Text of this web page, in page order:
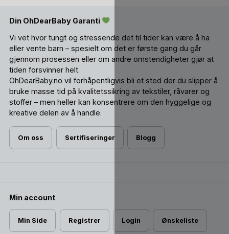
En liten bok følger med i settet.
Kindsgut er et familiedrevet selskap fra Berlin
med et
tydelig mål – å gjøre familier glade. Dette gjør de gjennom
barneleker av høy kvalitet, gjennomtenkt tilbehør og
praktiske organisasjonsløsninger for hele familien, uansett
alder.
Din OhDearBaby Garanti
Vi vet hvor tungt og stressende det til tider kan være å ha
eller vente barn – spesielt om det er første gang du går
gjennom prosessen eller om andre omstendigheter gjør at
tiden forsvinner helt.
OhDearBaby.no vil forhåpentligvis bli et sted der du slipper å
bruke masse tid på kvalitetssikring av tekstiler, råvarer og
stoffer – men heller kan konsentrere om den hyggelige og
kreative delen av å handle.
Om oss Sertifiseringer Blogg
Min account
Min Side Registrer Login Ønskeliste